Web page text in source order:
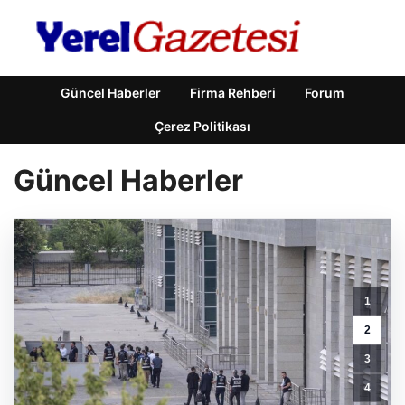
Güncel Haberler Firma Rehberi Forum
Çerez Politikası
Güncel Haberler
1
2
3
4
Etimesgut
Belediye
Soruşturmasında
Şok
Gelişme:
Başkan
Yardımcısının